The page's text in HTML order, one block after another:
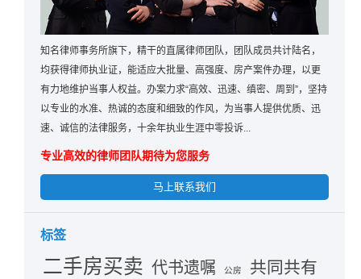
知名律师事务所旗下，精干的直属律师团队，团队成员共计陆名，
均获得律师执业证，能适应大批量、高强度、房产案件办理，以更
有力地维护当事人权益。办案力求“高效、迅速、缜密、周到”，坚持
以专业的水准、热诚的态度和细致的作风，为当事人提供优质、迅
速、诚信的法律服务，十余年执业生涯中零投诉...
专业高效的律师团队期待为您服务
马上联系我们
标签
二手房买卖 代书遗嘱 公房 共同共有